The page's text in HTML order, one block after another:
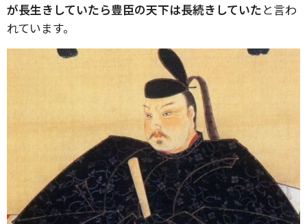
が長生きしていたら豊臣の天下は長続きしていたと言わ
れています。